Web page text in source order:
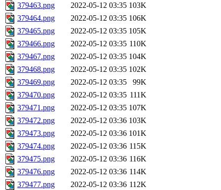
379463.png
2022-05-12 03:35 103K
379464.png
2022-05-12 03:35 106K
379465.png
2022-05-12 03:35 105K
379466.png
2022-05-12 03:35 110K
379467.png
2022-05-12 03:35 104K
379468.png
2022-05-12 03:35 102K
379469.png
2022-05-12 03:35
99K
379470.png
2022-05-12 03:35 111K
379471.png
2022-05-12 03:35 107K
379472.png
2022-05-12 03:36 103K
379473.png
2022-05-12 03:36 101K
379474.png
2022-05-12 03:36 115K
379475.png
2022-05-12 03:36 116K
379476.png
2022-05-12 03:36 114K
379477.png
2022-05-12 03:36 112K